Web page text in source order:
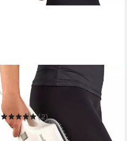
MASPO
Massagegerät Maspo
Großflächenmassagegerät
Vibramat de Luxe
(2)
ab 279,90 € UVP